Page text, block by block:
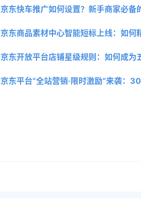
京东快车推广如何设置？新手商家必备
京东商品素材中心智能短标上线：如何
京东开放平台店铺星级规则：如何成为
京东平台”全站营销·限时激励“来袭：